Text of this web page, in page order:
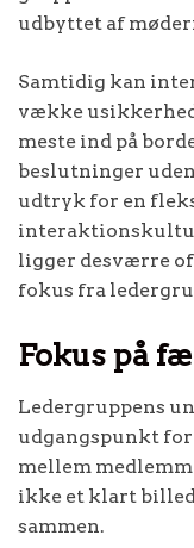
udbyttet af
Samtidig kan
vække
meste ind på
beslutninger
udtryk for en
ligger desværre
fokus fra
Fokus på
Ledergruppens
udgangspunkt
mellem
ikke et klart
sammen.